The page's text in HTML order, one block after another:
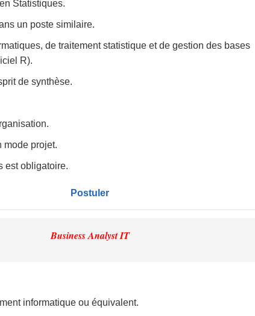
Statistiques.
un poste similaire.
de traitement statistique et de gestion des bases
R).
de synthèse.
mode projet.
est obligatoire.
Postuler
Business Analyst IT
informatique ou équivalent.